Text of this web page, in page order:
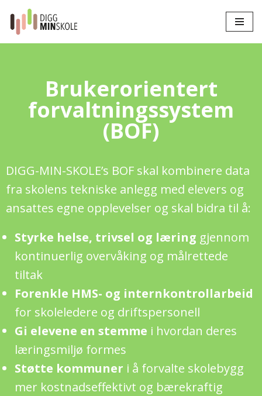
Hopp
til
Brukerorientert
forvaltningssystem
(BOF)
DIGG-MIN-SKOLE’s BOF skal kombinere data
fra skolens tekniske anlegg med elevers og
ansattes egne opplevelser og skal bidra til å:
Styrke helse, trivsel og læring gjennom
kontinuerlig overvåking og målrettede
tiltak
Forenkle HMS- og internkontrollarbeid
for skoleledere og driftspersonell
Gi elevene en stemme i hvordan deres
læringsmiljø formes
Støtte kommuner i å forvalte skolebygg
mer kostnadseffektivt og bærekraftig